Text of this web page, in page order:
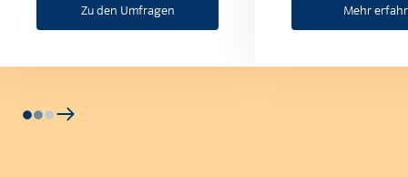
Zu den Umfragen Mehr